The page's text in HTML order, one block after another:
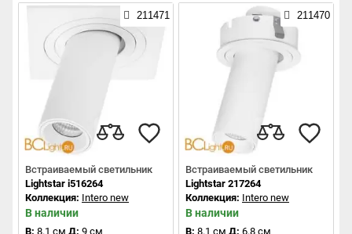
211471
Встраиваемый светильник
Lightstar i516264
Коллекция: Intero new
В наличии
В: 8.1 см Д: 9 см
211470
Встраиваемый светильник
Lightstar 217264
Коллекция: Intero new
В наличии
В: 8.1 см Д: 6.8 см